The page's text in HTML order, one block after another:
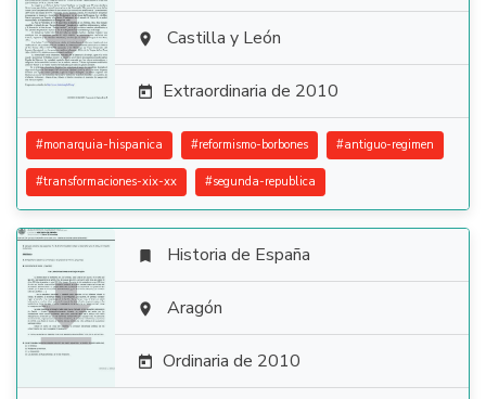
  Castilla y León
 Extraordinaria de 2010
#monarquia-hispanica #reformismo-borbones #antiguo-regimen
#transformaciones-xix-xx #segunda-republica

 Historia de España
 Aragón
 Ordinaria de 2010